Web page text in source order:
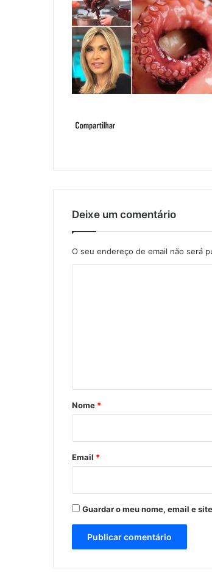
Deixe um comentário
O seu endereço de email não será
r
*
Nome *
Email *
Guardar o meu nome, email e